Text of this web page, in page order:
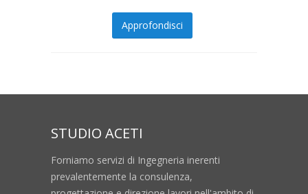
Approfondisci
STUDIO ACETI
Forniamo servizi di Ingegneria inerenti
prevalentemente la consulenza,